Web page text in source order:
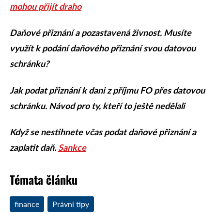
mohou přijít draho
Daňové přiznání a pozastavená živnost. Musíte
využít k podání daňového přiznání svou datovou
schránku?
Jak podat přiznání k dani z příjmu FO přes datovou
schránku. Návod pro ty, kteří to ještě nedělali
Když se nestihnete včas podat daňové přiznání a
zaplatit daň. Sankce
Témata článku
finance Právní tipy